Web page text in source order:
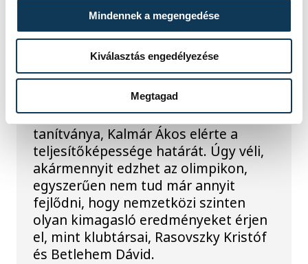
Mindennek a megengedése
Kiválasztás engedélyezése
Megtagad
Huszonhárom évesen
vonult vissza a
veszprémi olimpikon
úszó
Szokolai László edző szerint
tanítványa, Kalmár Ákos elérte a
teljesítőképessége határát. Úgy véli,
akármennyit edzhet az olimpikon,
egyszerűen nem tud már annyit
fejlődni, hogy nemzetközi szinten
olyan kimagasló eredményeket érjen
el, mint klubtársai, Rasovszky Kristóf
és Betlehem Dávid.